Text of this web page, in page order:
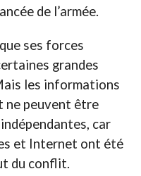
de l’armée.
ses forces
grandes
les informations
ne peuvent être
car
et Internet ont été
du conflit.